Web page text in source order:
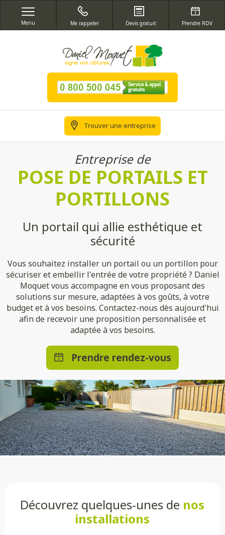
Menu Me rappeler Devis gratuit Prendre RDV
Trouver une entreprise
Entreprise de
POSE DE PORTAILS ET
PORTILLONS
Un portail qui allie esthétique et
sécurité
Vous souhaitez installer un portail ou un portillon pour
sécuriser et embellir l'entrée de votre propriété ? Daniel
Moquet vous accompagne en vous proposant des
solutions sur mesure, adaptées à vos goûts, à votre
budget et à vos besoins. Contactez-nous dès aujourd'hui
afin de recevoir une proposition personnalisée et
adaptée à vos besoins.
Prendre rendez-vous
Découvrez quelques-unes de nos
installations